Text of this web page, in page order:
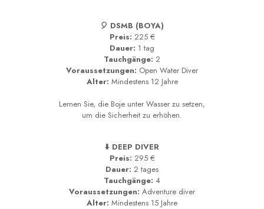
🎈 DSMB (BOYA)
Preis: 225 €
Dauer: 1 tag
Tauchgänge: 2
Voraussetzungen: Open Water Diver
Alter: Mindestens 12 Jahre
Lernen Sie, die Boje unter Wasser zu setzen,
um die Sicherheit zu erhöhen.
⬇️ DEEP DIVER
Preis: 295 €
Dauer: 2 tages
Tauchgänge: 4
Voraussetzungen: Adventure diver
Alter: Mindestens 15 Jahre